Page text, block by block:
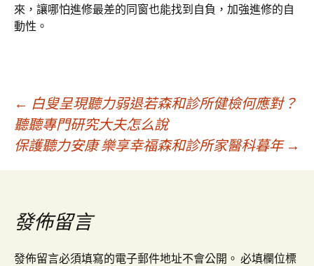
來，讓哪怕進修最差的同窗也能找到自負，加強進修的自
動性。
文
章
導
覽
← 白叟呈現聽力弱退若森和診所健檢何應對？
聽聽專門研究大夫怎么說
保護聽力安康 樂享幸福森和診所家醫科暮年 →
發佈留言
發佈留言必須填寫的電子郵件地址不會公開。 必填欄位標